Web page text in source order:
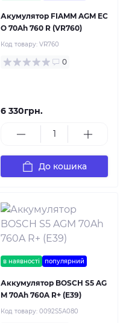
Акумулятор FIAMM AGM EC
O 70Ah 760 R (VR760)
Код товару: VR760
0
6 330грн.
До кошика
в наявності популярний
Аккумулятор BOSCH S5 AG
M 70Ah 760A R+ (E39)
Код товару: 0092S5A080